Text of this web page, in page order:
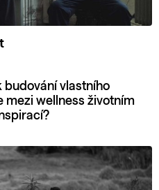
budování vlastního
mezi wellness životním